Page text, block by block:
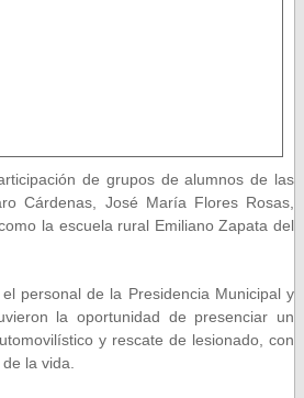
de grupos de alumnos de las
Cárdenas, José María Flores Rosas,
la escuela rural Emiliano Zapata del
personal de la Presidencia Municipal y
la oportunidad de presenciar un
y rescate de lesionado, con
la vida.